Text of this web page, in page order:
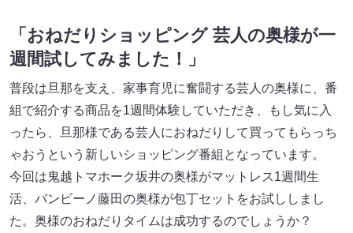
「おねだりショッピング 芸人の奥様が一
週間試してみました！」
普段は旦那を支え、家事育児に奮闘する芸人の奥様に、番
組で紹介する商品を1週間体験していただき、もし気に入
ったら、旦那様である芸人におねだりして買ってもらっち
ゃおうという新しいショッピング番組となっています。
今回は鬼越トマホーク坂井の奥様がマットレス1週間生
活、バンビーノ藤田の奥様が包丁セットをお試ししまし
た。奥様のおねだりタイムは成功するのでしょうか？